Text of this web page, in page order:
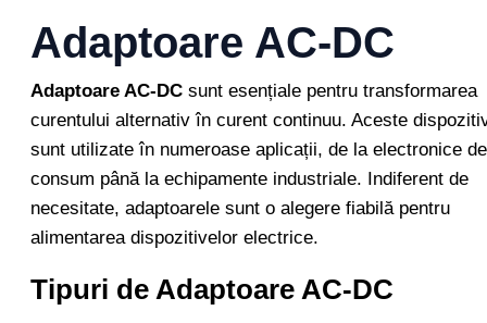
Adaptoare AC-DC
Adaptoare AC-DC sunt esențiale pentru transformarea
curentului alternativ în curent continuu. Aceste
sunt utilizate în numeroase aplicații, de la electronice de
consum până la echipamente industriale. Indiferent de
necesitate, adaptoarele sunt o alegere fiabilă pentru
alimentarea dispozitivelor electrice.
Tipuri de Adaptoare AC-DC